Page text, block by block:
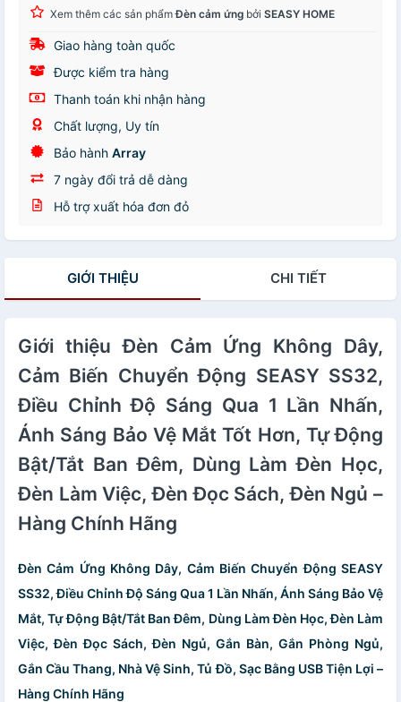
Xem thêm các sản phẩmĐèn cảm ứng bởi SEASY HOME
Giao hàng toàn quốc
Được kiểm tra hàng
Thanh toán khi nhận hàng
Chất lượng, Uy tín
Bảo hành Array
7 ngày đổi trả dễ dàng
Hỗ trợ xuất hóa đơn đỏ
GIỚI THIỆU CHI TIẾT
Giới thiệu Đèn Cảm Ứng Không Dây,
Cảm Biến Chuyển Động SEASY SS32,
Điều Chỉnh Độ Sáng Qua 1 Lần Nhấn,
Ánh Sáng Bảo Vệ Mắt Tốt Hơn, Tự Động
Bật/Tắt Ban Đêm, Dùng Làm Đèn Học,
Đèn Làm Việc, Đèn Đọc Sách, Đèn Ngủ –
Hàng Chính Hãng
Đèn Cảm Ứng Không Dây, Cảm Biến Chuyển Động SEASY
SS32, Điều Chỉnh Độ Sáng Qua 1 Lần Nhấn, Ánh Sáng Bảo Vệ
Mắt, Tự Động Bật/Tắt Ban Đêm, Dùng Làm Đèn Học, Đèn Làm
Việc, Đèn Đọc Sách, Đèn Ngủ, Gắn Bàn, Gắn Phòng Ngủ,
Gắn Cầu Thang, Nhà Vệ Sinh, Tủ Đồ, Sạc Bằng USB Tiện Lợi –
Hàng Chính Hãng